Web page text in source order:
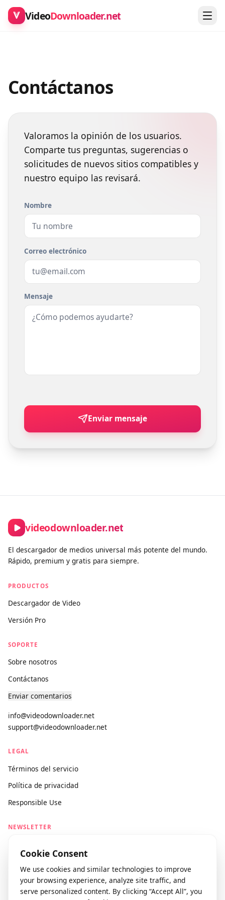
VideoDownloader.net
Contáctanos
Valoramos la opinión de los usuarios.
Comparte tus preguntas, sugerencias o
solicitudes de nuevos sitios compatibles y
nuestro equipo las revisará.
Correo electrónico
Mensaje
Enviar mensaje
videodownloader.net
El descargador de medios universal más potente del mundo.
PRODUCTOS
Descargador de Video
SOPORTE
Sobre nosotros
Contáctanos
Enviar comentarios
support@videodownloader.net
Términos del servicio
Política de privacidad
Responsible Use
NEWSLETTER
Stay updated with our latest features and releases.
Cookie Consent
We use cookies and similar technologies to improve